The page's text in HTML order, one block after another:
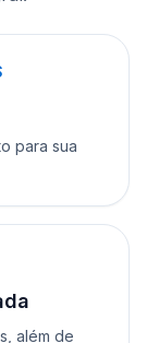
para sua
além de